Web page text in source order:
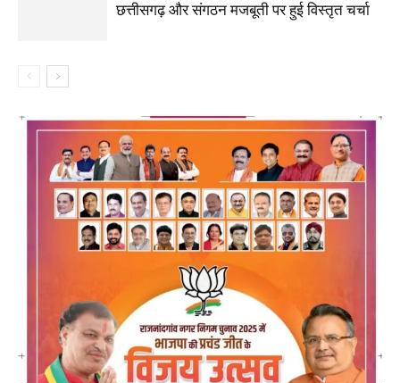
छत्तीसगढ़ और संगठन मजबूती पर हुई विस्तृत चर्चा